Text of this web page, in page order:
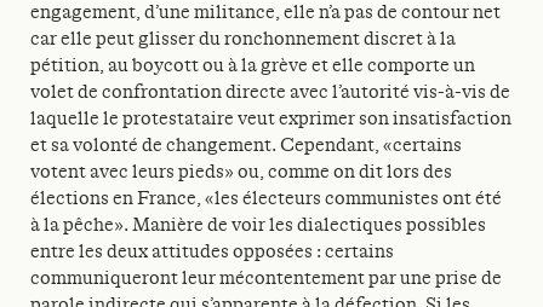
engagement, d’une militance, elle n’a pas de contour net
car elle peut glisser du ronchonnement discret à la
pétition, au boycott ou à la grève et elle comporte un
volet de confrontation directe avec l’autorité vis-à-vis de
laquelle le protestataire veut exprimer son insatisfaction
et sa volonté de changement. Cependant, «certains
votent avec leurs pieds» ou, comme on dit lors des
élections en France, «les électeurs communistes ont été
à la pêche». Manière de voir les dialectiques possibles
entre les deux attitudes opposées : certains
communiqueront leur mécontentement par une prise de